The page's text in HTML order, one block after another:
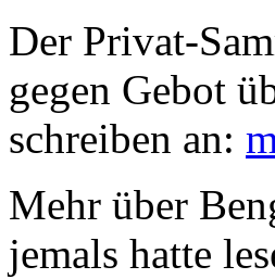
Der Privat-
gegen Gebot
schreiben an:
Mehr über
jemals hatte